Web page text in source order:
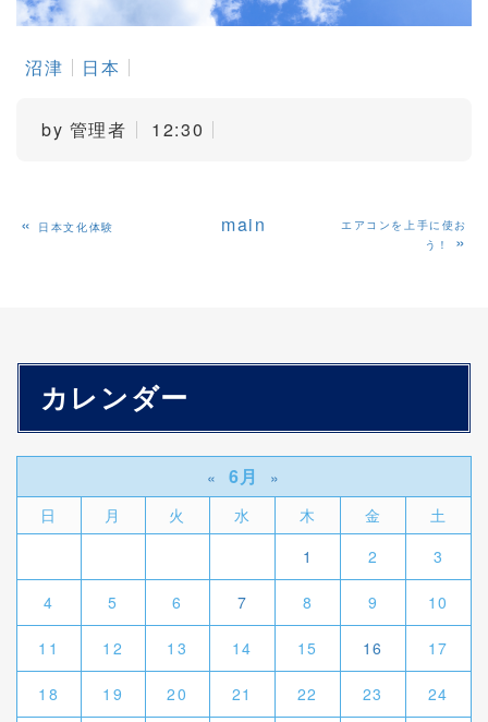
沼津 日本
by 管理者 12:30
« 日本文化体験 main
エアコンを上手に使お
う！
»
カレンダー
« 6月
»
日
月 火 水 木 金
土
1
2 3
4 5 6 7 8 9 10
11 12 13 14 15 16 17
18 19 20 21 22 23 24